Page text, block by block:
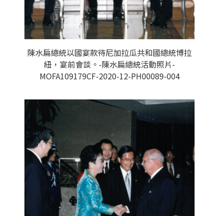
陳水扁總統以國宴款待尼加拉瓜共和國總統博拉
紐，宴前會談。-陳水扁總統活動照片-
MOFA109179CF-2020-12-PH00089-004